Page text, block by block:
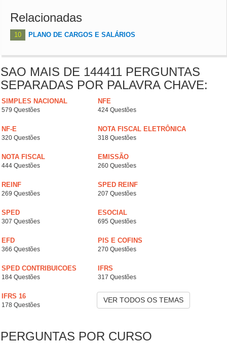
Relacionadas
10 PLANO DE CARGOS E SALÁRIOS
SAO MAIS DE 144411 PERGUNTAS
SEPARADAS POR PALAVRA CHAVE:
SIMPLES NACIONAL
579 Questões
NFE
424 Questões
NF-E
320 Questões
NOTA FISCAL ELETRÔNICA
318 Questões
NOTA FISCAL
444 Questões
EMISSÃO
260 Questões
REINF
269 Questões
SPED REINF
207 Questões
SPED
307 Questões
ESOCIAL
695 Questões
EFD
366 Questões
PIS E COFINS
270 Questões
SPED CONTRIBUICOES
184 Questões
IFRS
317 Questões
IFRS 16
178 Questões
VER TODOS OS TEMAS
PERGUNTAS POR CURSO